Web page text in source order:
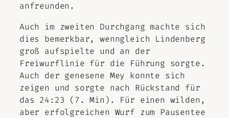
anfreunden.
Auch im zweiten Durchgang machte sich
dies bemerkbar, wenngleich Lindenberg
groß aufspielte und an der
Freiwurflinie für die Führung sorgte.
Auch der genesene Mey konnte sich
zeigen und sorgte nach Rückstand für
das 24:23 (7. Min). Für einen wilden,
aber erfolgreichen Wurf zum Pausentee